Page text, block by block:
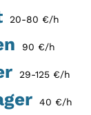
20-80 €/h
90 €/h
29-125 €/h
40 €/h